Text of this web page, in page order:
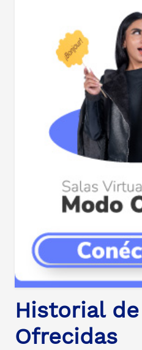
Historial
Ofrecidas